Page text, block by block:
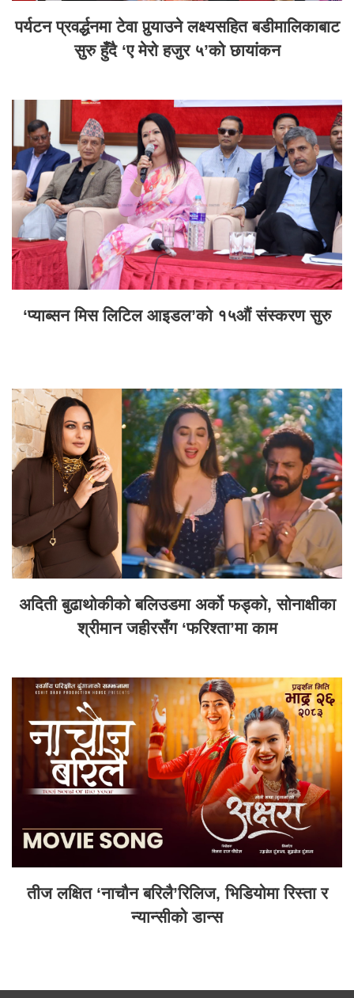
पर्यटन प्रवर्द्धनमा टेवा पुर्‍याउने लक्ष्यसहित बडीमालिकाबाट
सुरु हुँदै ‘ए मेरो हजुर ५’को छायांकन
‘प्याब्सन मिस लिटिल आइडल’को १५औं संस्करण सुरु
अदिती बुढाथोकीको बलिउडमा अर्को फड्को, सोनाक्षीका
श्रीमान जहीरसँग ‘फरिश्ता’मा काम
तीज लक्षित ‘नाचौन बरिलै’रिलिज, भिडियोमा रिस्ता र
न्यान्सीको डान्स